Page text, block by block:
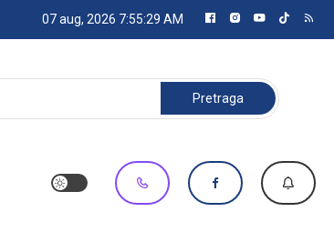
07 aug, 2026 7:55:30 AM
Pretraga: